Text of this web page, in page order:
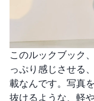
このルックブック
っぷり感じさせる、
載なんです。写真
抜けるような、軽